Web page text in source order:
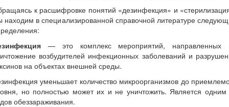
к расшифровке понятий «дезинфекция» и
находим в специализированной справочной литературе
— это комплекс мероприятий, направленных
возбудителей инфекционных заболеваний и
на объектах внешней среды.
уменьшает количество микроорганизмов до
но полностью может их и не уничтожить. Является одним
обеззараживания.